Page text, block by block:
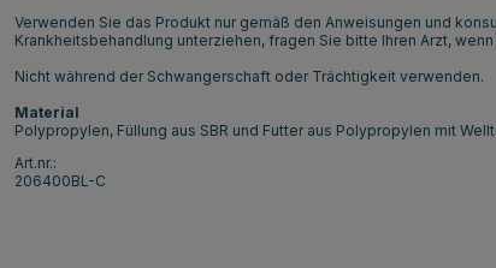
Verwenden Sie das Produkt nur gemäß den Anweisungen und
Krankheitsbehandlung unterziehen, fragen Sie bitte Ihren Arzt,
Nicht während der Schwangerschaft oder Trächtigkeit verwenden.
Material
Polypropylen, Füllung aus SBR und Futter aus Polypropylen mit
Art.nr.:
206400BL-C